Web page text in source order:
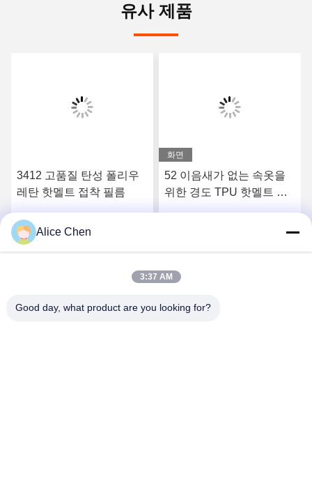
유사 제품
52 이음새가 없는 속옷을
위한 경도 TPU 핫멜트 접
화면
금속 및 직물 접합을 위한
저온 EVA 핫멜트 접착 필
Alice Chen
3:37 AM
Good day, what product are you looking for?